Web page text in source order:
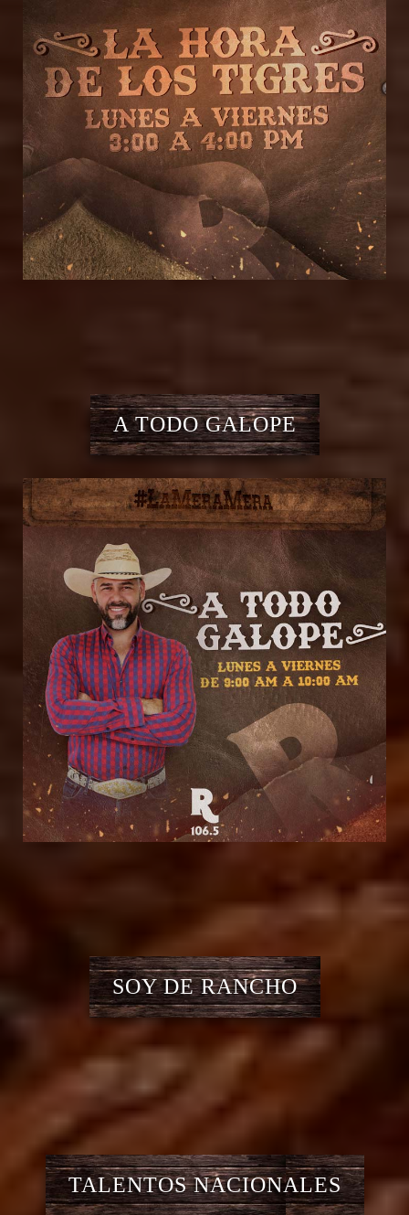
A TODO GALOPE
SOY DE RANCHO
TALENTOS NACIONALES